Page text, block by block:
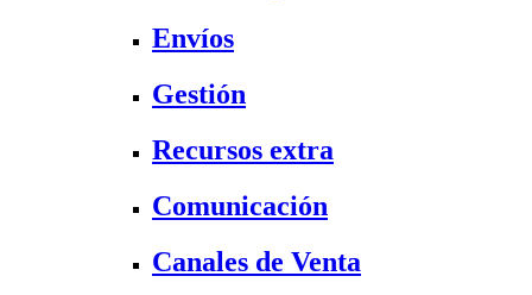
Envíos
Gestión
Recursos extra
Comunicación
Canales de Venta